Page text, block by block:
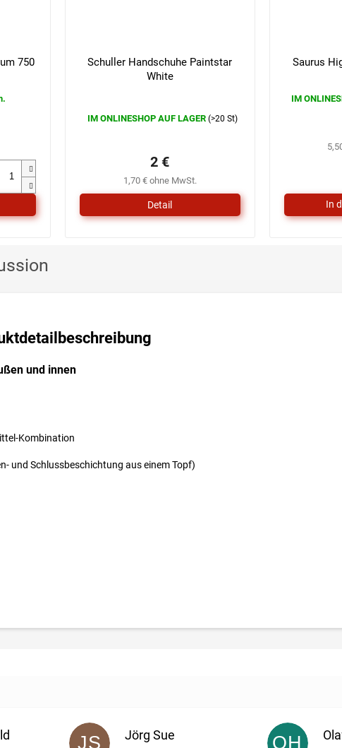
750
Schuller Handschuhe Paintstar
White
Die
von
Sternen.
IM ONLINESHOP AUF LAGER (>20 St)
1,70 € ohne MwSt.
2 €
Detail
Saurus
IM
und innen
Kombination
und Schlussbeschichtung aus einem Topf)
JS Jörg Sue OH